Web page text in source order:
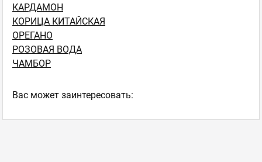
КАРДАМОН
КОРИЦА КИТАЙСКАЯ
ОРЕГАНО
РОЗОВАЯ ВОДА
ЧАМБОР
Ваc может заинтересовать: